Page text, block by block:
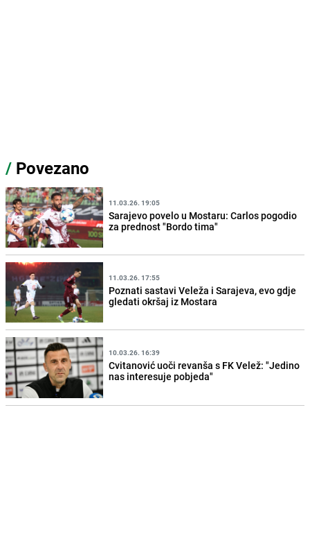
/ Povezano
11.03.26. 19:05
Sarajevo povelo u Mostaru: Carlos pogodio
za prednost "Bordo tima"
11.03.26. 17:55
Poznati sastavi Veleža i Sarajeva, evo gdje
gledati okršaj iz Mostara
10.03.26. 16:39
Cvitanović uoči revanša s FK Velež: "Jedino
nas interesuje pobjeda"